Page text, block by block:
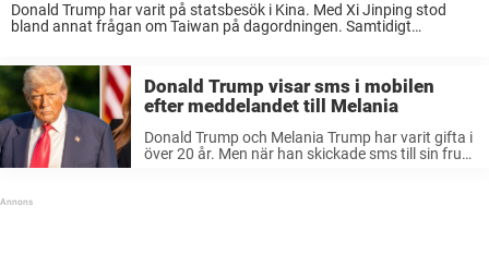
Donald Trump har varit på statsbesök i Kina. Med Xi Jinping stod
bland annat frågan om Taiwan på dagordningen. Samtidigt
Donald Trump visar sms i mobilen
efter meddelandet till Melania
Donald Trump och Melania Trump har varit gifta i
över 20 år. Men när han skickade sms till sin fru